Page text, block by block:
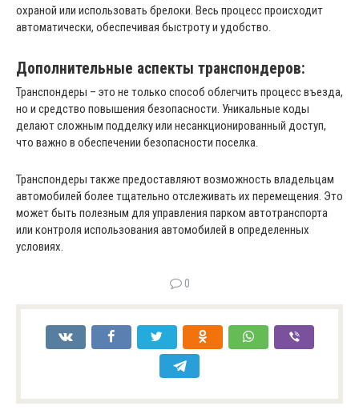
охраной или использовать брелоки. Весь процесс происходит
автоматически, обеспечивая быстроту и удобство.
Дополнительные аспекты транспондеров:
Транспондеры – это не только способ облегчить процесс въезда,
но и средство повышения безопасности. Уникальные коды
делают сложным подделку или несанкционированный доступ,
что важно в обеспечении безопасности поселка.
Транспондеры также предоставляют возможность владельцам
автомобилей более тщательно отслеживать их перемещения. Это
может быть полезным для управления парком автотранспорта
или контроля использования автомобилей в определенных
условиях.
0